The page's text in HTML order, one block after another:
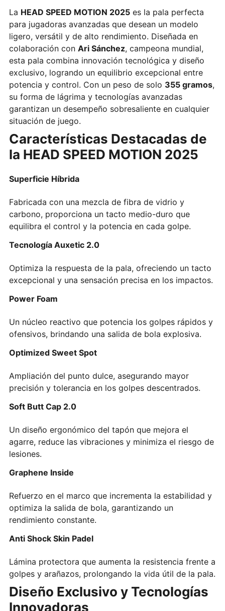
La HEAD SPEED MOTION 2025es la pala perfecta
para jugadoras avanzadas que desean un modelo
ligero, versátil y de alto rendimiento. Diseñada en
colaboración con Ari Sánchez, campeona mundial,
esta pala combina innovación tecnológica y diseño
exclusivo, logrando un equilibrio excepcional entre
potencia y control. Con un peso de solo 355 gramos,
su forma de lágrima y tecnologías avanzadas
garantizan un desempeño sobresaliente en cualquier
situación de juego.
Características Destacadas de
la HEAD SPEED MOTION 2025
Superficie Híbrida
Fabricada con una mezcla de fibra de vidrio y
carbono, proporciona un tacto medio-duro que
equilibra el control y la potencia en cada golpe.
Tecnología Auxetic 2.0
Optimiza la respuesta de la pala, ofreciendo un tacto
excepcional y una sensación precisa en los impactos.
Power Foam
Un núcleo reactivo que potencia los golpes rápidos y
ofensivos, brindando una salida de bola explosiva.
Optimized Sweet Spot
Ampliación del punto dulce, asegurando mayor
precisión y tolerancia en los golpes descentrados.
Soft Butt Cap 2.0
Un diseño ergonómico del tapón que mejora el
agarre, reduce las vibraciones y minimiza el riesgo de
lesiones.
Graphene Inside
Refuerzo en el marco que incrementa la estabilidad y
optimiza la salida de bola, garantizando un
rendimiento constante.
Anti Shock Skin Padel
Lámina protectora que aumenta la resistencia frente a
golpes y arañazos, prolongando la vida útil de la pala.
Diseño Exclusivo y Tecnologías
Innovadoras